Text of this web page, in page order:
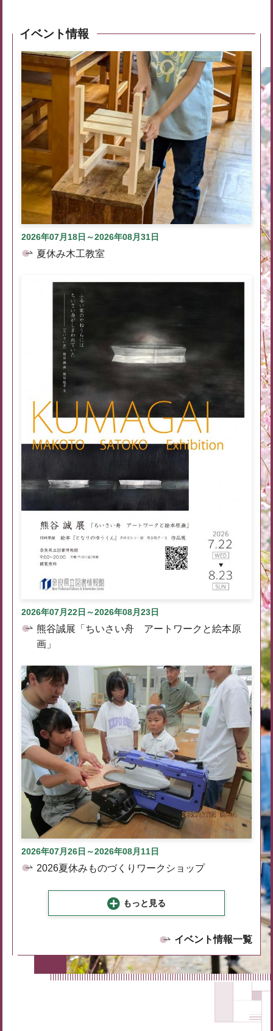
イベント情報
2026年07月18日～2026年08月31日
夏休み木工教室
2026年07月22日～2026年08月23日
熊谷誠展「ちいさい舟 アートワークと絵本原
画」
2026年07月26日～2026年08月11日
2026夏休みものづくりワークショップ
もっと見る
イベント情報一覧